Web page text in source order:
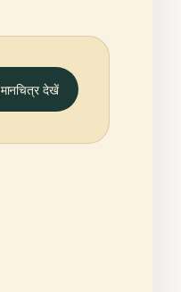
मानचित्र देखें